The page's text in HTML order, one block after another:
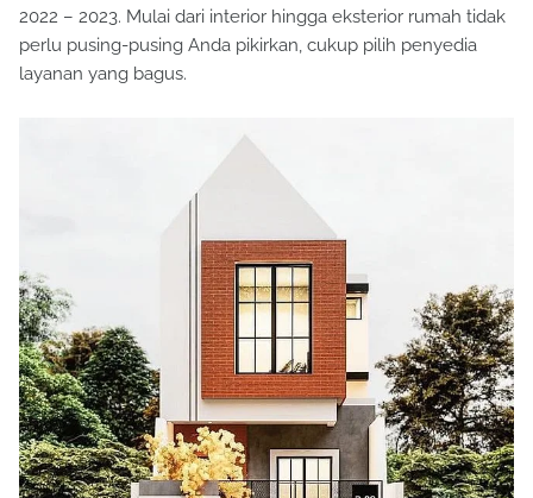
2022 – 2023. Mulai dari interior hingga eksterior rumah tidak
perlu pusing-pusing Anda pikirkan, cukup pilih penyedia
layanan yang bagus.